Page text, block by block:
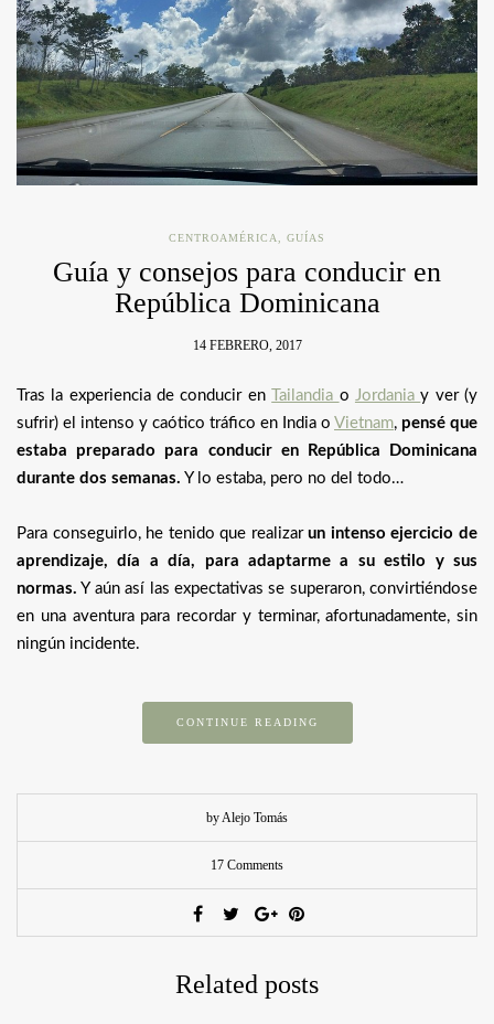
CENTROAMÉRICA GUÍAS
Guía y consejos para conducir en
República Dominicana
14 FEBRERO, 2017
Tras la experiencia de conducir en Tailandia o Jordaniay ver (y
sufrir) el intenso y caótico tráfico en India o Vietnam, pensé que
estaba preparado para conducir en República Dominicana
durante dos semanas. Y lo estaba, pero no del todo…
Para conseguirlo, he tenido que realizarun intenso ejercicio de
aprendizaje, día a día, para adaptarme a su estilo y sus
normas. Y aún así las expectativas se superaron, convirtiéndose
en una aventura para recordar y terminar, afortunadamente, sin
ningún incidente.
CONTINUE READING
by Alejo Tomás
17 Comments
Related posts